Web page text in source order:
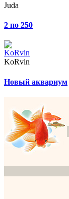
Juda
2 по 250
KoRvin
Новый аквариум